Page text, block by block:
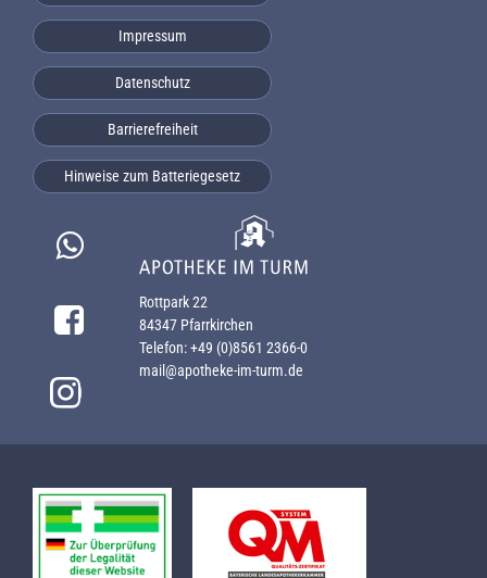
Impressum
Datenschutz
Barrierefreiheit
Hinweise zum Batteriegesetz
WhatsApp schreiben
Facebook-Profil besuchen
Instagram-Profil besuchen
Rottpark 22
84347 Pfarrkirchen
Telefon:+49 (0)8561 2366-0
mail@apotheke-im-turm.de